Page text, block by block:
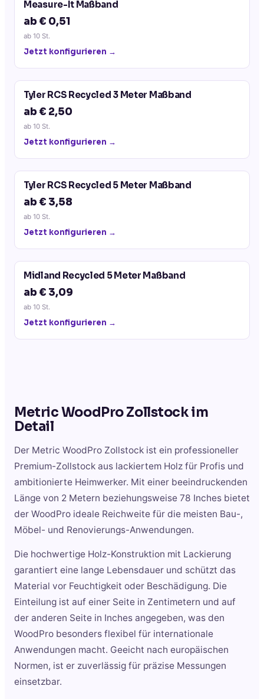
Measure-It Maßband
ab € 0,51
ab 10 St.
Jetzt konfigurieren →
Tyler RCS Recycled 3 Meter Maßband
ab € 2,50
ab 10 St.
Jetzt konfigurieren →
Tyler RCS Recycled 5 Meter Maßband
ab € 3,58
ab 10 St.
Jetzt konfigurieren →
Midland Recycled 5 Meter Maßband
ab € 3,09
ab 10 St.
Jetzt konfigurieren →
Metric WoodPro Zollstockim
Detail
Der Metric WoodPro Zollstock ist ein professioneller
Premium-Zollstock aus lackiertem Holz für Profis und
ambitionierte Heimwerker. Mit einer beeindruckenden
Länge von 2 Metern beziehungsweise 78 Inches bietet
der WoodPro ideale Reichweite für die meisten Bau-,
Möbel- und Renovierungs-Anwendungen.
Die hochwertige Holz-Konstruktion mit Lackierung
garantiert eine lange Lebensdauer und schützt das
Material vor Feuchtigkeit oder Beschädigung. Die
Einteilung ist auf einer Seite in Zentimetern und auf
der anderen Seite in Inches angegeben, was den
WoodPro besonders flexibel für internationale
Anwendungen macht. Geeicht nach europäischen
Normen, ist er zuverlässig für präzise Messungen
einsetzbar.